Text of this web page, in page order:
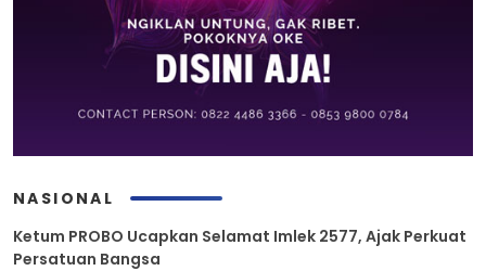
NASIONAL
Ketum PROBO Ucapkan Selamat Imlek 2577, Ajak Perkuat
Persatuan Bangsa